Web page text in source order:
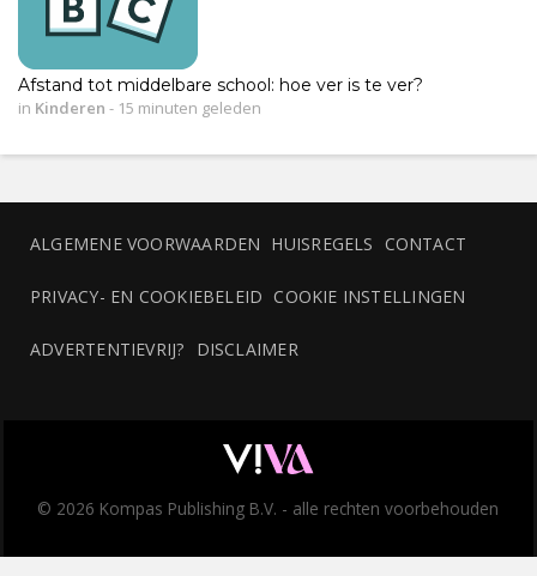
Afstand tot middelbare school: hoe ver is te ver?
in Kinderen - 15 minuten geleden
ALGEMENE VOORWAARDEN HUISREGELS CONTACT
PRIVACY- EN COOKIEBELEID COOKIE INSTELLINGEN
ADVERTENTIEVRIJ? DISCLAIMER
© 2026 Kompas Publishing B.V. - alle rechten voorbehouden